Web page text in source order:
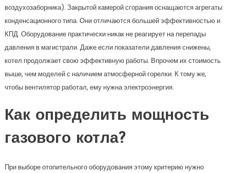
воздухозаборника). Закрытой камерой сгорания оснащаются агрегаты
конденсационного типа. Они отличаются большей эффективностью и
КПД. Оборудование практически никак не реагирует на перепады
давления в магистрали. Даже если показатели давления снижены,
котел продолжает свою эффективную работы. Впрочем их стоимость
выше, чем моделей с наличием атмосферной горелки. К тому же,
чтобы вентилятор работал, ему нужна электроэнергия.
Как определить мощность
газового котла?
При выборе отопительного оборудования этому критерию нужно